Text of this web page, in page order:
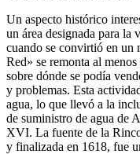
Un aspecto histórico
un área designada para la
cuando se convirtió en un
Red» se remonta al
sobre dónde se podía
y problemas. Esta
agua, lo que llevó a la
de suministro de agua de
XVI. La fuente de la
y finalizada en 1618, fue